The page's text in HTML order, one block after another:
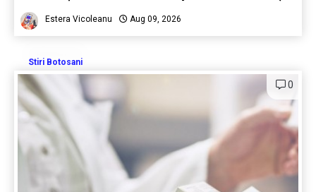
Estera Vicoleanu Aug 09, 2026
Stiri Botosani
0